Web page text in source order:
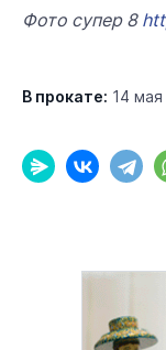
Фото супер 8
В прокате: 14